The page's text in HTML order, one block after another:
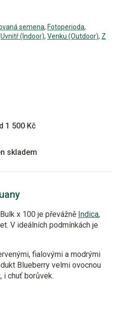
semena, Fotoperioda,
Uvnitř (Indoor), Venku (Outdoor), Z
1 500 Kč
skladem
x 100 je převážně Indica,
V ideálních podmínkách je
fialovými a modrými
Blueberry velmi ovocnou
i chuť borůvek.